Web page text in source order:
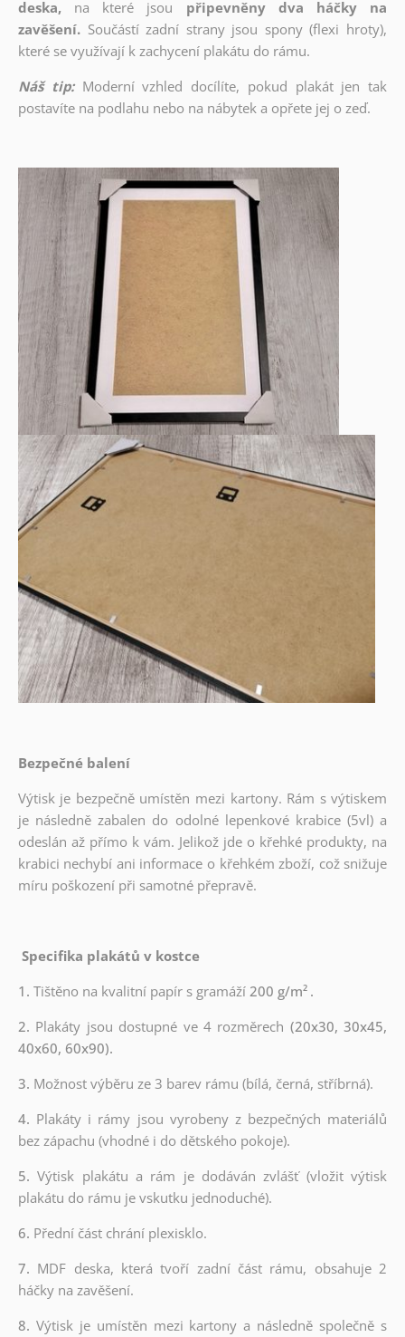
deska, na které jsou
připevněny dva háčky na
zavěšení. Součástí zadní strany jsou spony (flexi hroty),
které se využívají k zachycení plakátu do rámu.
Náš tip: Moderní vzhled docílíte, pokud plakát jen tak
postavíte na podlahu nebo na nábytek a opřete jej o zeď.
Bezpečné balení
Výtisk je bezpečně umístěn mezi kartony. Rám s výtiskem
je následně zabalen do odolné lepenkové krabice (5vl) a
odeslán až přímo k vám. Jelikož jde o křehké produkty, na
krabici nechybí ani informace o křehkém zboží, což snižuje
míru poškození při samotné přepravě.
Specifika plakátů v kostce
1. Tištěno na kvalitní papír s gramáží200 g/m² .
2. Plakáty jsou dostupné ve 4 rozměrech (20x30, 30x45,
40x60, 60x90).
3. Možnost výběru ze 3 barev rámu (bílá, černá, stříbrná).
4. Plakáty i rámy jsou vyrobeny z bezpečných materiálů
bez zápachu (vhodné i do dětského pokoje).
5.Výtisk plakátu a rám je dodáván zvlášť (vložit výtisk
plakátu do rámu je vskutku jednoduché).
6. Přední část chrání plexisklo.
7. MDF deska, která tvoří zadní část rámu, obsahuje 2
háčky na zavěšení.
8. Výtisk je umístěn mezi kartony a následně společně s